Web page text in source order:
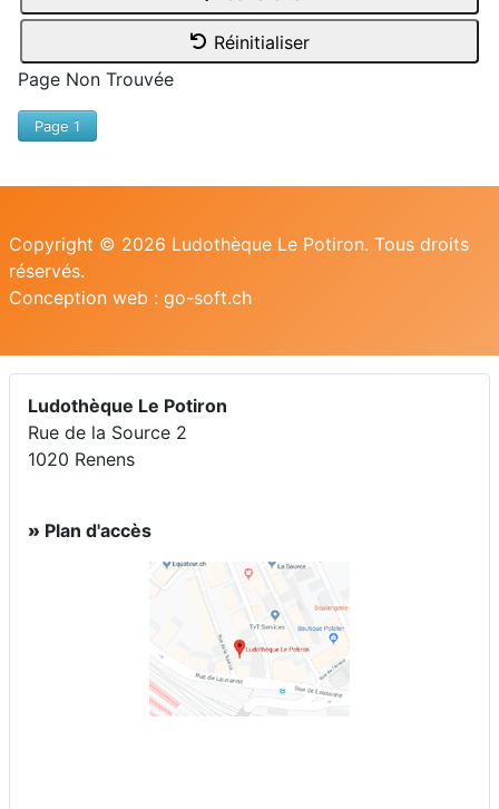
Réinitialiser
Page Non Trouvée
Page 1
Ludothèque Le Potiron
Rue de la Source 2
1020 Renens
» Plan d'accès
Copyright © 2026 Ludothèque Le Potiron. Tous droits
réservés.
Conception web : go-soft.ch